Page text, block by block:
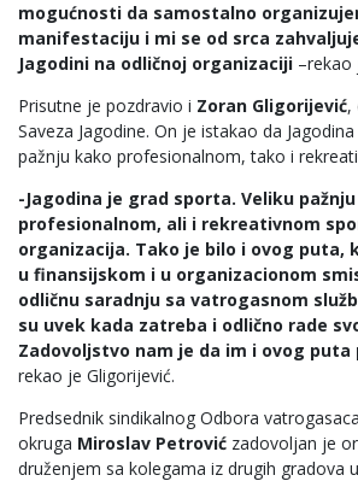
mogućnosti da samostalno
manifestaciju i mi se od srca
Jagodini na odličnoj organizaciji –rekao
Prisutne je pozdravio i Zoran Gligorijević,
Saveza Jagodine. On je istakao da
pažnju kako profesionalnom, tako i
-Jagodina je grad sporta. Veliku
profesionalnom, ali i rekreativnom
organizacija. Tako je bilo i ovog puta,
u finansijskom i u organizacionom
odličnu saradnju sa vatrogasnom
su uvek kada zatreba i odlično rade
Zadovoljstvo nam je da im i ovog puta
rekao je Gligorijević.
Predsednik sindikalnog Odbora
okruga Miroslav Petrović zadovoljan je
druženjem sa kolegama iz drugih gradova